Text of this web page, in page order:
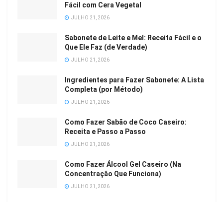
Fácil com Cera Vegetal
JULHO 21, 2026
Sabonete de Leite e Mel: Receita Fácil e o
Que Ele Faz (de Verdade)
JULHO 21, 2026
Ingredientes para Fazer Sabonete: A Lista
Completa (por Método)
JULHO 21, 2026
Como Fazer Sabão de Coco Caseiro:
Receita e Passo a Passo
JULHO 21, 2026
Como Fazer Álcool Gel Caseiro (Na
Concentração Que Funciona)
JULHO 21, 2026